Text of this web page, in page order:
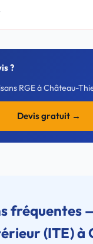
?
RGE à Château-
Devis gratuit →
fréquentes
(ITE) à